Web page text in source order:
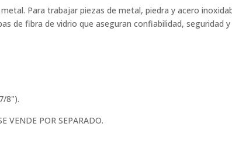
Para trabajar piezas de metal, piedra y acero
de fibra de vidrio que aseguran confiabilidad, seguridad
8").
VENDE POR SEPARADO.